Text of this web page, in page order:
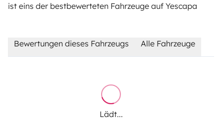
ist eins der bestbewerteten Fahrzeuge auf Yescapa
Bewertungen dieses Fahrzeugs Alle Fahrzeuge
Lädt...